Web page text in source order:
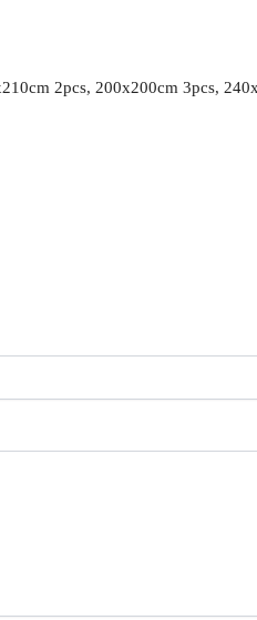
2pcs, 200x200cm 3pcs,